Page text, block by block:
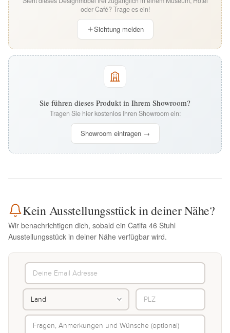
oder Café? Trage es ein!
Sichtung melden
Sie führen dieses Produkt in Ihrem Showroom?
Tragen Sie hier kostenlos Ihren Showroom ein:
Showroom eintragen →
Kein Ausstellungsstück in deiner Nähe?
Wir benachrichtigen dich, sobald ein Catifa 46 Stuhl
Ausstellungsstück in deiner Nähe verfügbar wird.